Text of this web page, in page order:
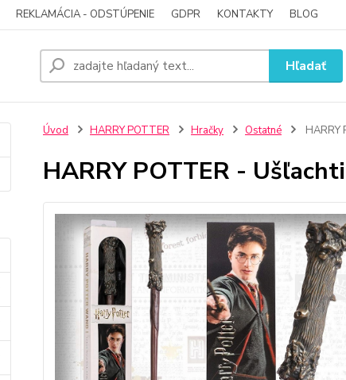
REKLAMÁCIA - ODSTÚPENIE GDPR KONTAKTY BLOG
Hľadať
Úvod HARRY POTTER Hračky Ostatné HARRY
HARRY POTTER -